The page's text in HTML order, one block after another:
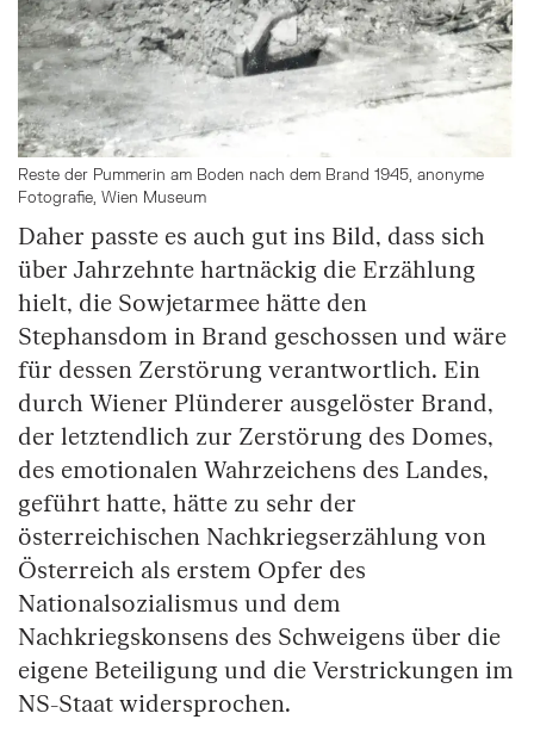
Reste der Pummerin am Boden nach dem Brand 1945, anonyme
Fotografie, Wien Museum
Daher passte es auch gut ins Bild, dass sich
über Jahrzehnte hartnäckig die Erzählung
hielt, die Sowjetarmee hätte den
Stephansdom in Brand geschossen und wäre
für dessen Zerstörung verantwortlich. Ein
durch Wiener Plünderer ausgelöster Brand,
der letztendlich zur Zerstörung des Domes,
des emotionalen Wahrzeichens des Landes,
geführt hatte, hätte zu sehr der
österreichischen Nachkriegserzählung von
Österreich als erstem Opfer des
Nationalsozialismus und dem
Nachkriegskonsens des Schweigens über die
eigene Beteiligung und die Verstrickungen im
NS-Staat widersprochen.